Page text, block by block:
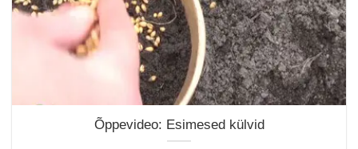
Õppevideo: Esimesed külvid